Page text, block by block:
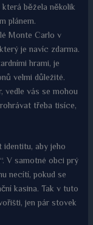
běžela několik
plánem.
Monte Carlo v
je navíc zdarma.
hrami, je
velmi důležité.
vedle vás se mohou
třeba tisíce,
aby jeho
V samotné obci prý
necítí, pokud se
kasina. Tak v tuto
jen pár stovek